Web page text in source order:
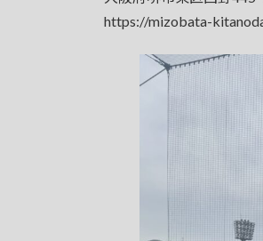
https://mizobata-